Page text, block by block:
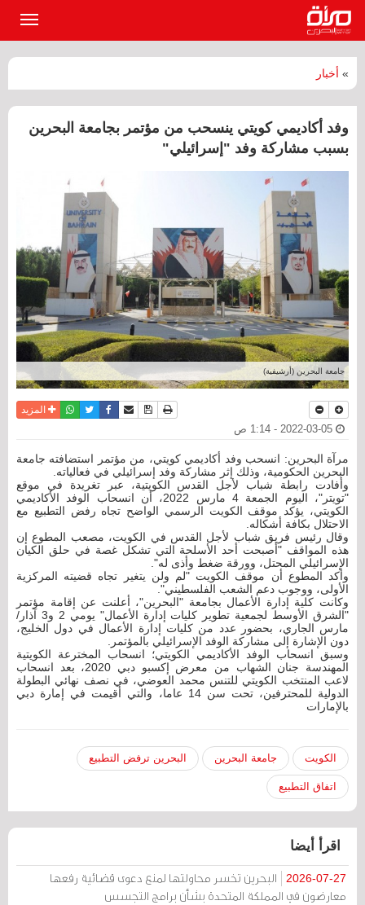
» أخبار
وفد أكاديمي كويتي ينسحب من مؤتمر بجامعة البحرين
بسبب مشاركة وفد "إسرائيلي"
جامعة البحرين (أرشيفية)
نسخة للطباعة
حفظ الموضوع
أرسل الى صديق
فيسبوكتويترواتسابالمزيد
مرآة البحرين: انسحب وفد أكاديمي كويتي، من مؤتمر استضافته جامعة
البحرين الحكومية، وذلك إثر مشاركة وفد إسرائيلي في فعالياته.
وأفادت رابطة شباب لأجل القدس الكويتية، عبر تغريدة في موقع
"تويتر"، اليوم الجمعة 4 مارس 2022، أن انسحاب الوفد الأكاديمي
الكويتي، يؤكد موقف الكويت الرسمي الواضح تجاه رفض التطبيع مع
الاحتلال بكافة أشكاله.
وقال رئيس فريق شباب لأجل القدس في الكويت، مصعب المطوع إن
هذه المواقف "أصبحت أحد الأسلحة التي تشكل غصة في حلق الكيان
الإسرائيلي المحتل، وورقة ضغط وأذى له".
وأكد المطوع أن موقف الكويت "لم ولن يتغير تجاه قضيته المركزية
الأولى، ووجوب دعم الشعب الفلسطيني".
وكانت كلية إدارة الأعمال بجامعة "البحرين"، أعلنت عن إقامة مؤتمر
"الشرق الأوسط لجمعية تطوير كليات إدارة الأعمال" يومي 2 و3 آذار/
مارس الجاري، بحضور عدد من كليات إدارة الأعمال في دول الخليج،
دون الإشارة إلى مشاركة الوفد الإسرائيلي بالمؤتمر.
وسبق انسحاب الوفد الأكاديمي الكويتي؛ انسحاب المخترعة الكويتية
المهندسة جنان الشهاب من معرض إكسبو دبي 2020، بعد انسحاب
لاعب المنتخب الكويتي للتنس محمد العوضي، في نصف نهائي البطولة
الدولية للمحترفين، تحت سن 14 عاما، والتي أقيمت في إمارة ‫دبي
بالإمارات
الكويت جامعة البحرين البحرين ترفض التطبيع
اتفاق التطبيع
اقرأ أيضا
2026-07-27
البحرين تخسر محاولتها لمنع دعوى قضائية رفعها
معارضون في المملكة المتحدة بشأن برامج التجسس